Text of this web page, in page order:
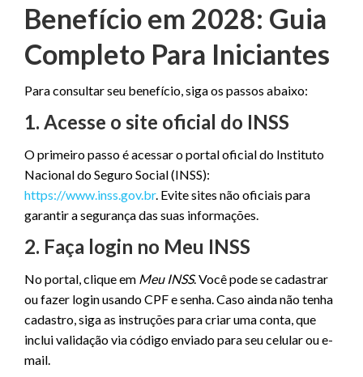
Benefício em 2028: Guia
Completo Para Iniciantes
Para consultar seu benefício, siga os passos abaixo:
1. Acesse o site oficial do INSS
O primeiro passo é acessar o portal oficial do Instituto
Nacional do Seguro Social (INSS):
https://www.inss.gov.br. Evite sites não oficiais para
garantir a segurança das suas informações.
2. Faça login no Meu INSS
No portal, clique em Meu INSS. Você pode se cadastrar
ou fazer login usando CPF e senha. Caso ainda não tenha
cadastro, siga as instruções para criar uma conta, que
inclui validação via código enviado para seu celular ou e-
mail.